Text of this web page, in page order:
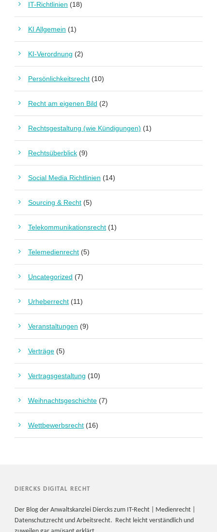
IT-Richtlinien (18)
KI Allgemein (1)
KI-Verordnung (2)
Persönlichkeitsrecht (10)
Recht am eigenen Bild (2)
Rechtsgestaltung (wie Kündigungen) (1)
Rechtsüberblick (9)
Social Media Richtlinien (14)
Sourcing & Recht (5)
Telekommunikationsrecht (1)
Telemedienrecht (5)
Uncategorized (7)
Urheberrecht (11)
Veranstaltungen (9)
Verträge (5)
Vertragsgestaltung (10)
Weihnachtsgeschichte (7)
Wettbewerbsrecht (16)
DIERCKS DIGITAL RECHT
Der Blog der Anwaltskanzlei Diercks zum IT-Recht | Medienrecht |
Datenschutzrecht und Arbeitsrecht. Recht leicht verständlich und